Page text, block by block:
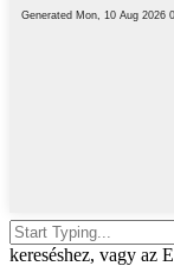
kereséshez, vagy az